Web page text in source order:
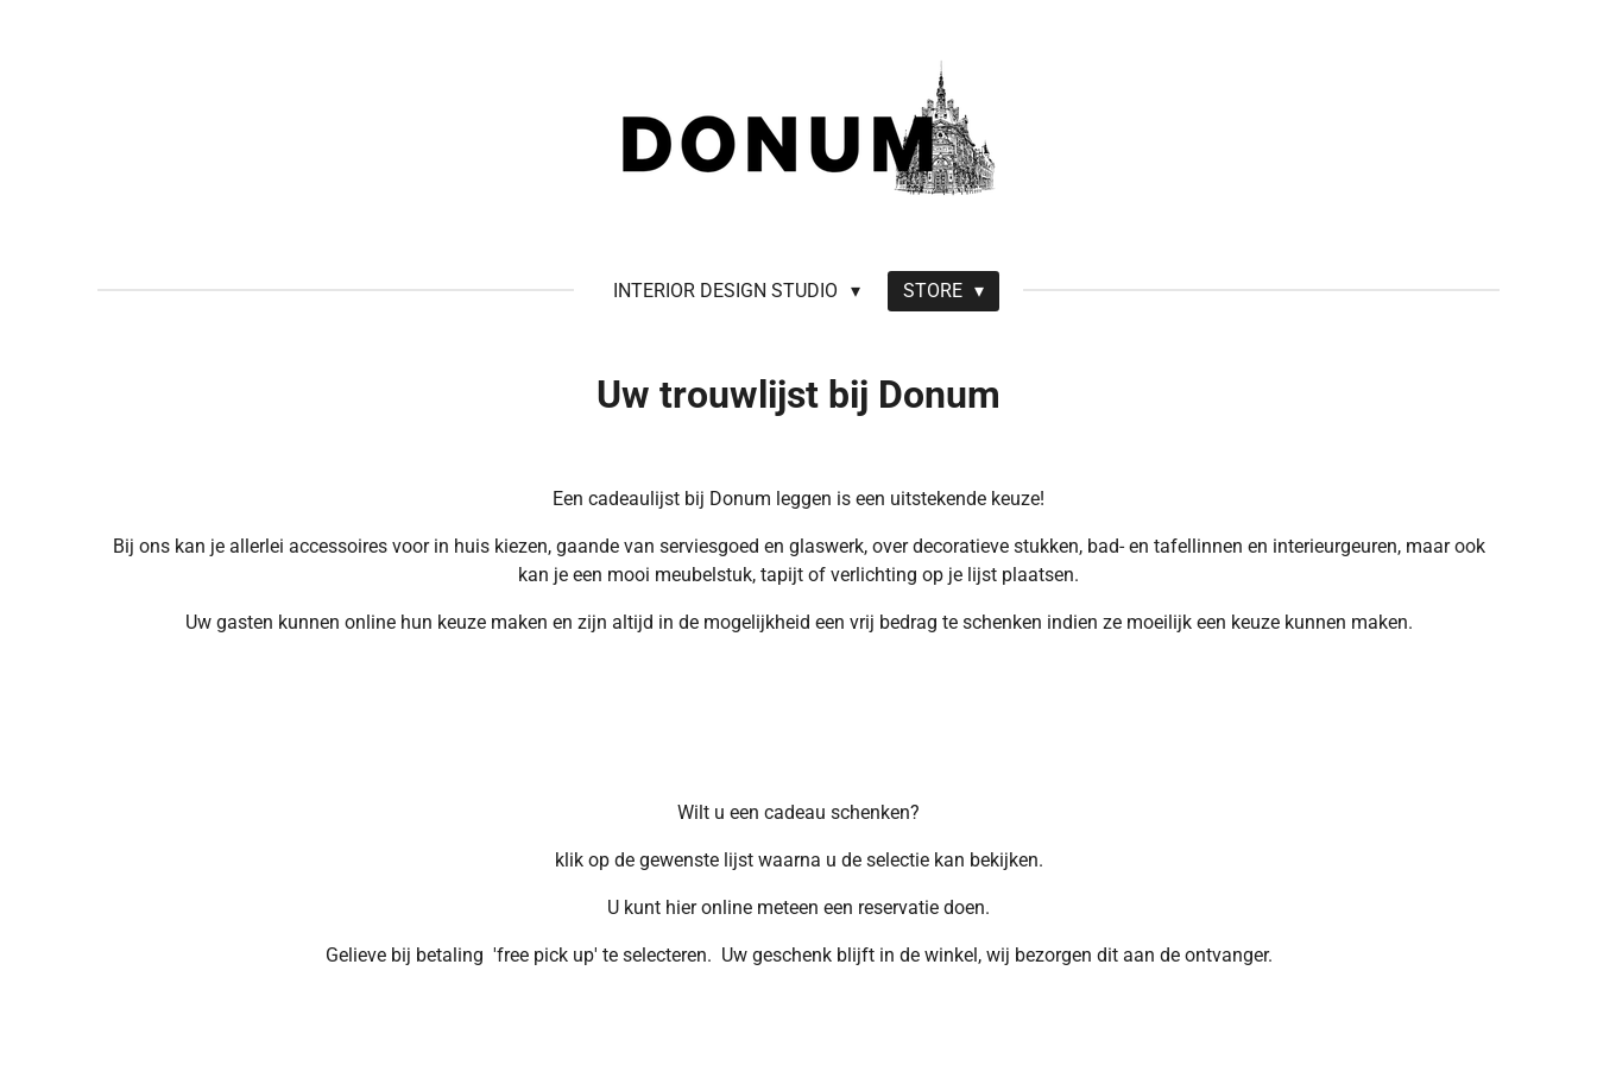
INTERIOR DESIGN STUDIO STORE
Uw trouwlijst bij Donum
Een cadeaulijst bij Donum leggen is een uitstekende keuze!
Bij ons kan je allerlei accessoires voor in huis kiezen, gaande van serviesgoed en glaswerk, over decoratieve stukken, bad- en tafellinnen en interieurgeuren, maar ook
kan je een mooi meubelstuk, tapijt of verlichting op je lijst plaatsen.
Uw gasten kunnen online hun keuze maken en zijn altijd in de mogelijkheid een vrij bedrag te schenken indien ze moeilijk een keuze kunnen maken.
Wilt u een cadeau schenken?
klik op de gewenste lijst waarna u de selectie kan bekijken.
U kunt hier online meteen een reservatie doen.
Gelieve bij betaling 'free pick up' te selecteren. Uw geschenk blijft in de winkel, wij bezorgen dit aan de ontvanger.